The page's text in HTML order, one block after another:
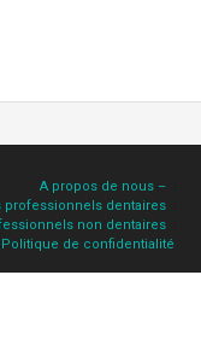
A propos de nous –
professionnels dentaires
non dentaires
Politique de confidentialité